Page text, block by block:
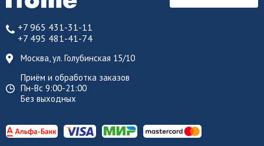
+7 965 431-31-11
+7 495 481-41-74
Москва, ул. Голубинская 15/10
Приём и обработка заказов
Пн-Вс 9:00-21:00
Без выходных